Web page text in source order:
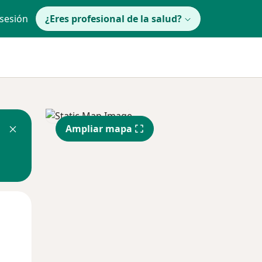
¿Eres profesional de la salud?
Ampliar mapa